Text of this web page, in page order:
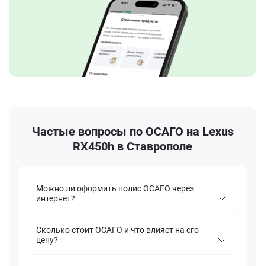
Частые вопросы по ОСАГО на Lexus
RX450h в Ставрополе
Можно ли оформить полис ОСАГО через
интернет?
Сколько стоит ОСАГО и что влияет на его
цену?